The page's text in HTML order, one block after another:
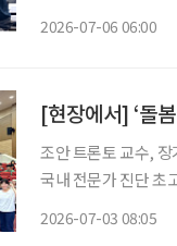
2026-07-06 06:00
[현장에서] ‘돌
조안 트론토 교수, 장기요양·통합
국내 전문가 진단 초고령사회에 접어든 한국에서 돌봄을 개인이나 가족의 부담이 아닌 사회
2026-07-03 08:05